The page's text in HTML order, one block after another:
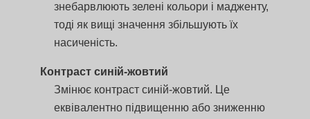
знебарвлюють зелені кольори і мадженту,
тоді як вищі значення збільшують їх
насиченість.
Контраст синій-жовтий
Змінює контраст синій-жовтий. Це
еквівалентно підвищенню або зниженню